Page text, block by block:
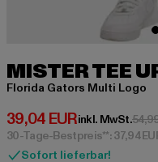
MISTER TEE
Florida Gators Multi Logo
39,04 EUR
Derzeitiger Preis:
inkl. MwSt.
30-Tage-Bestpreis**: 37,94
Sofort lieferbar!